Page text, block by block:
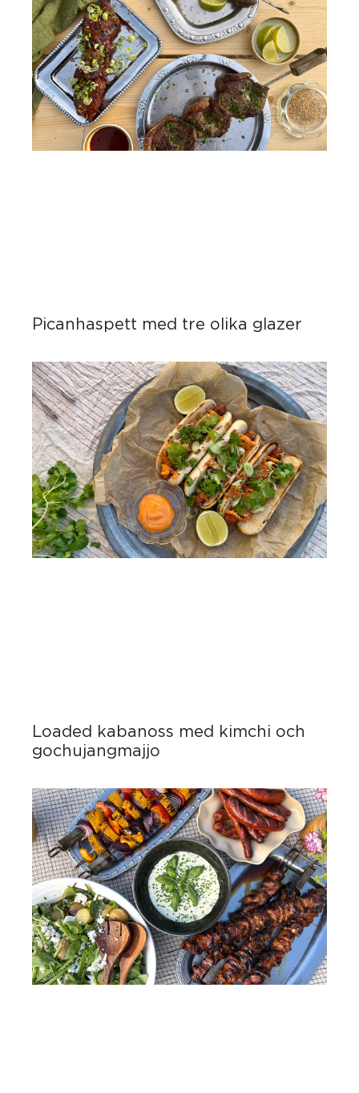
Picanhaspett med tre olika glazer
Loaded kabanoss med kimchi och
gochujangmajjo